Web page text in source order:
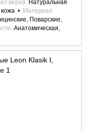
верха Натуральная
Материал
Поварские,
Анатомическая,